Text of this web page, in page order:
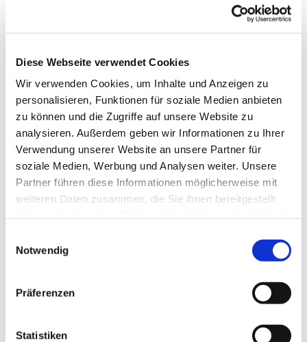
Diese Webseite verwendet Cookies
Wir verwenden Cookies, um Inhalte und Anzeigen zu
personalisieren, Funktionen für soziale Medien anbieten
zu können und die Zugriffe auf unsere Website zu
analysieren. Außerdem geben wir Informationen zu Ihrer
Verwendung unserer Website an unsere Partner für
soziale Medien, Werbung und Analysen weiter. Unsere
Partner führen diese Informationen möglicherweise mit
weiteren Daten zusammen, die Sie ihnen bereitgestellt
Notwendig
Präferenzen
Statistiken
Dies könnte Sie auch
interessieren